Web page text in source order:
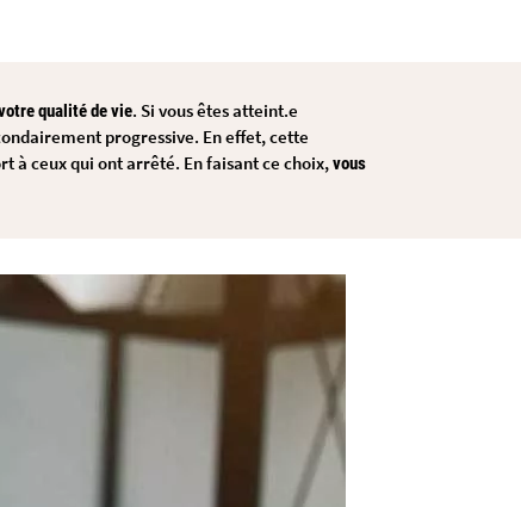
qualité de vie. Si vous êtes atteint.e
progressive. En effet, cette
à ceux qui ont arrêté. En faisant ce choix,vous